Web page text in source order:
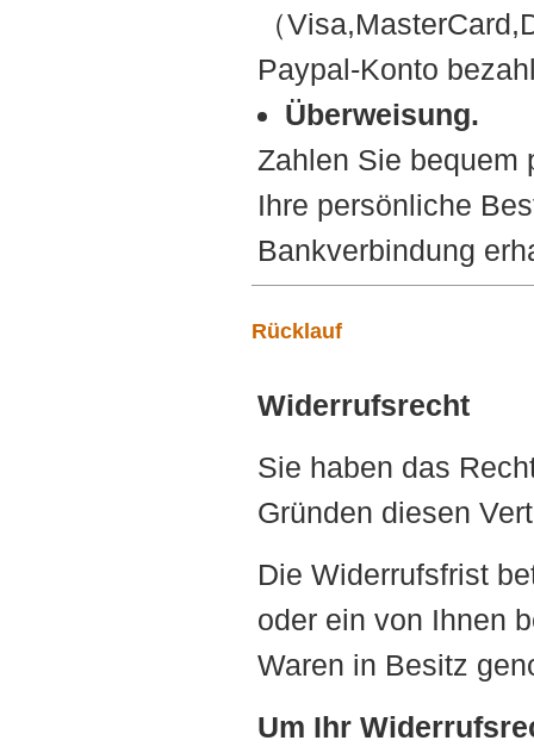
（
Paypal-Konto
Überweisung.
Zahlen Sie bequem
Ihre persönliche
Bankverbindung
Rücklauf
Widerrufsrecht
Sie haben das
Gründen diesen
Die Widerrufsfrist
oder ein von Ihnen
Waren in Besitz
Um Ihr